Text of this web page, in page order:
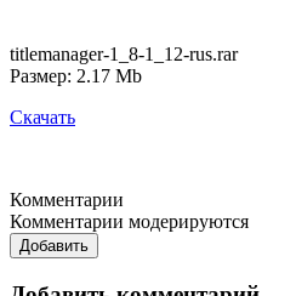
titlemanager-1_8-1_12-rus.rar
Размер: 2.17 Mb
Скачать
Комментарии
Комментарии модерируются
Добавить